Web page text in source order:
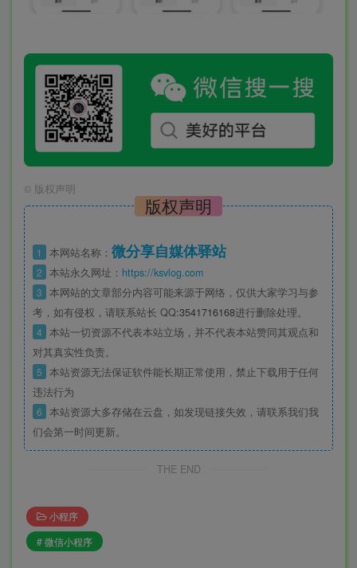
© 版权声明
版权声明
1 本网站名称： 微分享自媒体驿站
2 本站永久网址： https://ksvlog.com
3 本网站的文章部分内容可能来源于网络，仅供大家学习与参
考，如有侵权，请联系站长 QQ:3541716168进行删除处理。
4 本站一切资源不代表本站立场，并不代表本站赞同其观点和
对其真实性负责。
5 本站资源无法保证软件能长期正常使用，禁止下载用于任何
违法行为
6 本站资源大多存储在云盘，如发现链接失效，请联系我们我
们会第一时间更新。
THE END
小程序
# 微信小程序